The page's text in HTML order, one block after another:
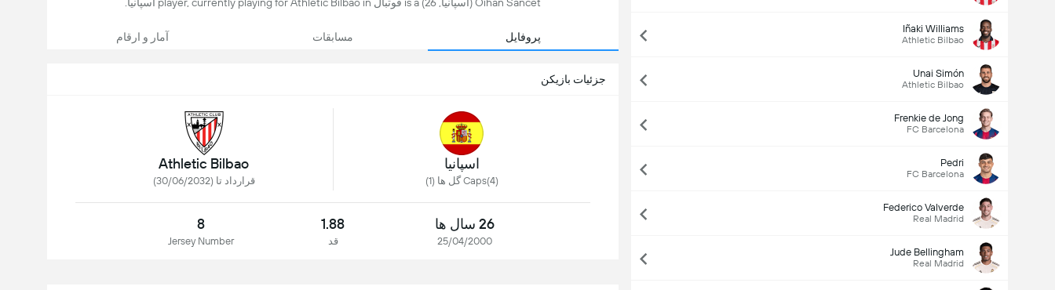
Iñaki Williams
Athletic Bilbao
Unai Simón
Athletic Bilbao
Frenkie de Jong
FC Barcelona
Pedri
FC Barcelona
Federico Valverde
Real Madrid
Jude Bellingham
Real Madrid
پروفایل مسابقات آمار و ارقام
جزئیات بازیکن
اسپانیا
Caps(4) گل ها (1)
Athletic Bilbao
قرارداد تا (30/06/2032)
26 سال ها
25/04/2000
1.88
قد
8
Jersey Number